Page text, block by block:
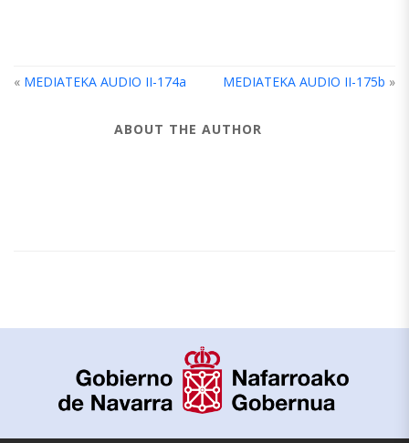
« MEDIATEKA AUDIO II-174a MEDIATEKA AUDIO II-175b »
ABOUT THE AUTHOR